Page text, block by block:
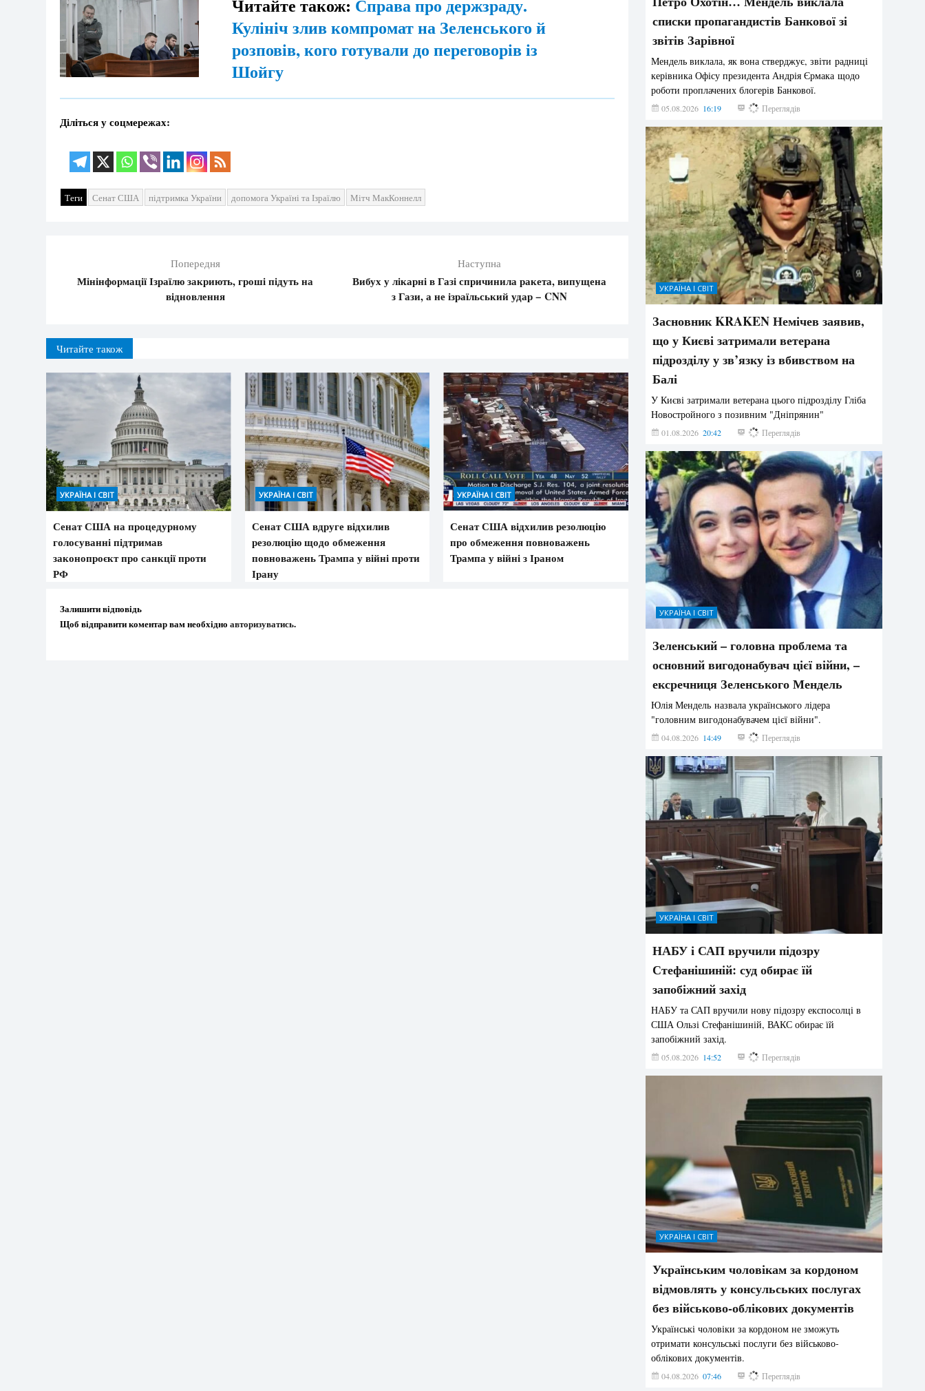
Читайте також: Справа про держзраду.
Кулініч злив компромат на Зеленського й
розповів, кого готували до переговорів із
Шойгу
Діліться у соцмережах:
Теги Сенат США підтримка України допомога Україні та Ізраїлю Мітч МакКоннелл
Попередня
Мінінформації Ізраїлю закриють, гроші підуть на
відновлення
Наступна
Вибух у лікарні в Газі спричинила ракета, випущена
з Гази, а не ізраїльський удар − CNN
Читайте також
УКРАЇНА І СВІТ
Сенат США на процедурному
голосуванні підтримав
законопроєкт про санкції проти
РФ
УКРАЇНА І СВІТ
Сенат США вдруге відхилив
резолюцію щодо обмеження
повноважень Трампа у війні проти
Ірану
УКРАЇНА І СВІТ
Сенат США відхилив резолюцію
про обмеження повноважень
Трампа у війні з Іраном
Залишити відповідь
Щоб відправити коментар вам необхідно авторизуватись.
списки пропагандистів Банкової зі
звітів Зарівної
Мендель виклала, як вона стверджує, звіти радниці
керівника Офісу президента Андрія Єрмака щодо
роботи проплачених блогерів Банкової.
05.08.2026 16:19 236 Переглядів
УКРАЇНА І СВІТ
Засновник KRAKEN Немічев заявив,
що у Києві затримали ветерана
підрозділу у зв’язку із вбивством на
Балі
У Києві затримали ветерана цього підрозділу Гліба
Новостройного з позивним "Дніпрянин"
01.08.2026 20:42 200 Переглядів
УКРАЇНА І СВІТ
Зеленський – головна проблема та
основний вигодонабувач цієї війни, –
ексречниця Зеленського Мендель
Юлія Мендель назвала українського лідера
"головним вигодонабувачем цієї війни".
04.08.2026 14:49 161 Переглядів
УКРАЇНА І СВІТ
НАБУ і САП вручили підозру
Стефанішиній: суд обирає їй
запобіжний захід
НАБУ та САП вручили нову підозру експосолці в
США Ользі Стефанішиній, ВАКС обирає їй
запобіжний захід.
05.08.2026 14:52 161 Переглядів
УКРАЇНА І СВІТ
Українським чоловікам за кордоном
відмовлять у консульських послугах
без військово-облікових документів
Українські чоловіки за кордоном не зможуть
отримати консульські послуги без військово-
облікових документів.
04.08.2026 07:46 152 Переглядів